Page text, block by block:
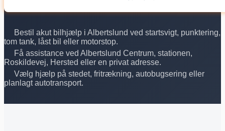
Bestil akut bilhjælp i Albertslund ved startsvigt, punktering,
tom tank, låst bil eller motorstop.
Få assistance ved Albertslund Centrum, stationen,
Roskildevej, Hersted eller en privat adresse.
Vælg hjælp på stedet, fritrækning, autobugsering eller
planlagt autotransport.